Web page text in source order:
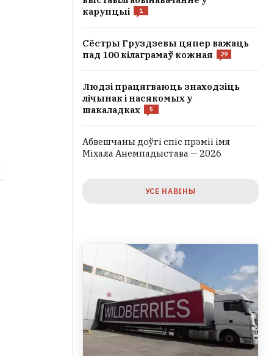
карупцыі
1
Сёстры Груздзевы цяпер важаць
пад 100 кілаграмаў кожная
29
Людзі працягваюць знаходзіць
лічынак і насякомых у
шакаладках
5
Абвешчаны доўгі спіс прэміі імя
Міхала Анемпадыстава — 2026
УСЕ НАВІНЫ